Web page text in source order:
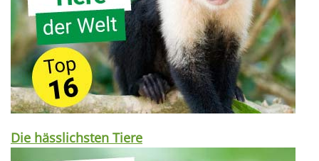
Die hässlichsten Tiere